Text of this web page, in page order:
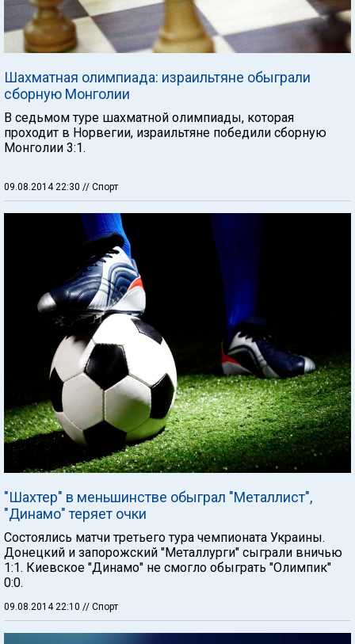
Шахматная олимпиада: израильтяне обыграли
сборную Монголии
В седьмом туре шахматной олимпиады, которая
проходит в Норвегии, израильтяне победили сборную
Монголии 3:1.
09.08.2014 22:30 // Спорт
"Шахтер" в меньшинстве обыграл "Металлист",
"Динамо" теряет очки
Состоялись матчи третьего тура чемпионата Украины.
Донецкий и запорожский "Металлурги" сыграли вничью
1:1. Киевское "Динамо" не смогло обыграть "Олимпик"
0:0.
09.08.2014 22:10 // Спорт